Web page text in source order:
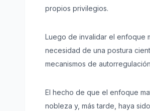
propios privilegios.
Luego de invalidar el enfoque
necesidad de una postura
mecanismos de
El hecho de que el enfoque
nobleza y, más tarde, haya